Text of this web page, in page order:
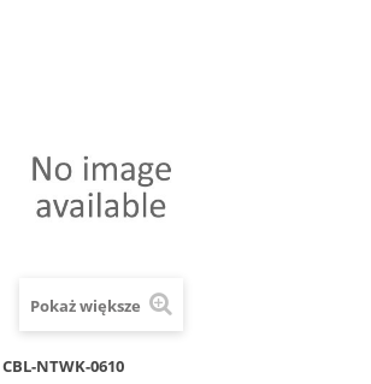
Pokaż większe
CBL-NTWK-0610